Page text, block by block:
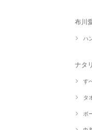
布川
ハ
ナタ
す
タ
ポ